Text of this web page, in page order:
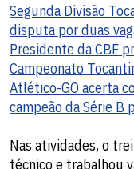
Segunda Divisão
disputa por duas
Presidente da CBF
Campeonato
Atlético-GO acerta
campeão da Série B
Nas atividades, o
técnico e trabalhou